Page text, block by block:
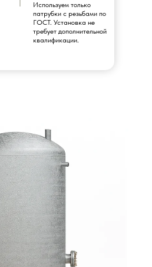
Используем только
патрубки с резьбами по
ГОСТ. Установка не
требует дополнительной
квалификации.